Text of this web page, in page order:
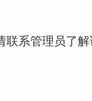
联系管理员了